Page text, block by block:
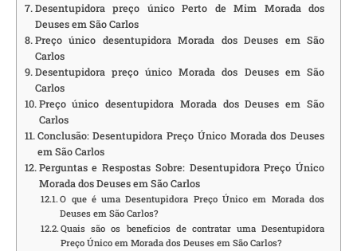
Desentupidora preço único Perto de Mim Morada dos
Deuses em São Carlos
Preço único desentupidora Morada dos Deuses em São
Carlos
Desentupidora preço único Morada dos Deuses em São
Carlos
Preço único desentupidora Morada dos Deuses em São
Carlos
Conclusão: Desentupidora Preço Único Morada dos Deuses
em São Carlos
Perguntas e Respostas Sobre: Desentupidora Preço Único
Morada dos Deuses em São Carlos
O que é uma Desentupidora Preço Único em Morada dos
Deuses em São Carlos?
Quais são os benefícios de contratar uma Desentupidora
Preço Único em Morada dos Deuses em São Carlos?